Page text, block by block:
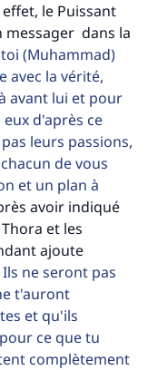
le Puissant
messager dans la
(Muhammad)
avec la vérité,
avant lui et pour
d'après ce
leurs passions,
de vous
et un plan à
avoir indiqué
et les
ajoute
ne seront pas
t'auront
et qu'ils
ce que tu
complètement
la vie de
à votre
réponses.
lui) a dit:
obtient la
qui le fait."